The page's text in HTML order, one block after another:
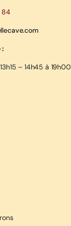
84
:
– 14h45 à 19h00